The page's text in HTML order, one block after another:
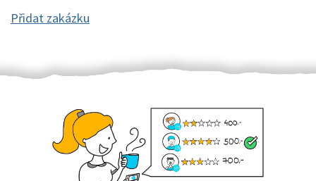
Přidat zakázku